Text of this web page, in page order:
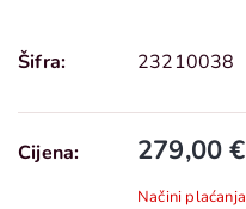
Šifra: 23210038
Cijena: 279,00 €
Načini plaćanja